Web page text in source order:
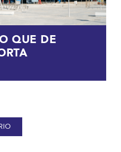
QUE DE